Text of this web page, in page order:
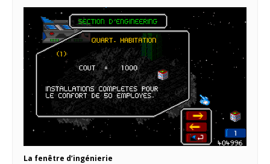
La fenêtre d’ingénierie